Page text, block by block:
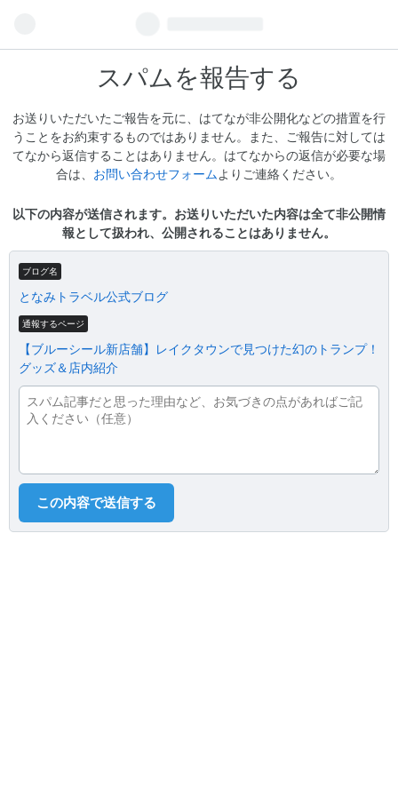
スパムを報告する
お送りいただいたご報告を元に、はてなが非公開化などの措置を行
うことをお約束するものではありません。また、ご報告に対しては
てなから返信することはありません。はてなからの返信が必要な場
合は、 お問い合わせフォームよりご連絡ください。
以下の内容が送信されます。お送りいただいた内容は全て非公開情
報として扱われ、公開されることはありません。
ブログ名
となみトラベル公式ブログ
通報するページ
【ブルーシール新店舗】レイクタウンで見つけた幻のトランプ！
グッズ＆店内紹介